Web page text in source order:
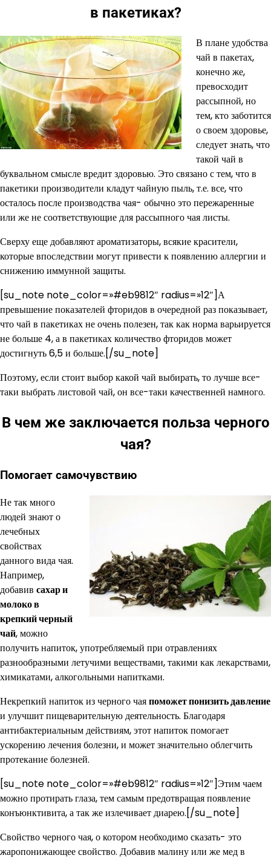
в пакетиках?
В плане удобства
чай в пакетах,
конечно же,
превосходит
рассыпной, но
тем, кто заботится
о своем здоровье,
следует знать, что
такой чай в
буквальном смысле вредит здоровью. Это связано с тем, что в
пакетики производители кладут чайную пыль, т.е. все, что
осталось после производства чая- обычно это пережаренные
или же не соответствующие для рассыпного чая листы.
Сверху еще добавляют ароматизаторы, всякие красители,
которые впоследствии могут привести к появлению аллергии и
снижению иммунной защиты.
[su_note note_color=»#eb9812″ radius=»12″]А
превышение показателей фторидов в очередной раз показывает,
что чай в пакетиках не очень полезен, так как норма варьируется
не больше 4, а в пакетиках количество фторидов может
достигнуть 6,5 и больше.[/su_note]
Поэтому, если стоит выбор какой чай выбирать, то лучше все-
таки выбрать листовой чай, он все-таки качественней намного.
В чем же заключается польза черного
чая?
Помогает самочувствию
Не так много
людей знают о
лечебных
свойствах
данного вида чая.
Например,
добавив сахар и
молоко в
крепкий черный
чай, можно
получить напиток, употребляемый при отравлениях
разнообразными летучими веществами, такими как лекарствами,
химикатами, алкогольными напитками.
Некрепкий напиток из черного чаяпоможет понизить давление
и улучшит пищеварительную деятельность. Благодаря
антибактериальным действиям, этот напиток помогает
ускорению лечения болезни, и может значительно облегчить
протекание болезней.
[su_note note_color=»#eb9812″ radius=»12″]Этим чаем
можно протирать глаза, тем самым предотвращая появление
конъюнктивита, а так же излечивает диарею.[/su_note]
Свойство черного чая, о котором необходимо сказать- это
жаропонижающее свойство. Добавив малину или же мед в